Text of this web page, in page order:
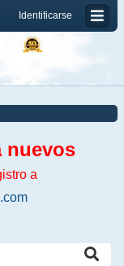
Identificarse
nuevos
a